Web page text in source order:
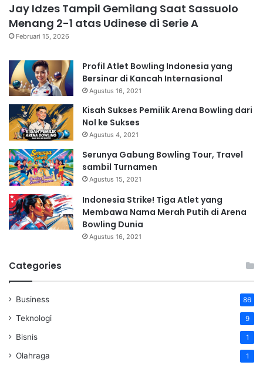
Jay Idzes Tampil Gemilang Saat Sassuolo
Menang 2-1 atas Udinese di Serie A
Februari 15, 2026
Profil Atlet Bowling Indonesia yang
Bersinar di Kancah Internasional
Agustus 16, 2021
Kisah Sukses Pemilik Arena Bowling dari
Nol ke Sukses
Agustus 4, 2021
Serunya Gabung Bowling Tour, Travel
sambil Turnamen
Agustus 15, 2021
Indonesia Strike! Tiga Atlet yang
Membawa Nama Merah Putih di Arena
Bowling Dunia
Agustus 16, 2021
Categories
Business 86
Teknologi 9
Bisnis 1
Olahraga 1